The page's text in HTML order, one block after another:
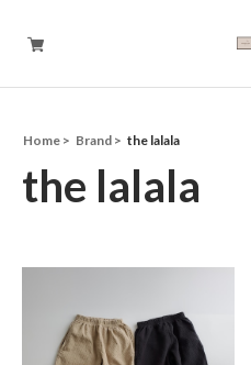
Boys
Girls
Baby
Brand
Home Brand the lalala
the lalala